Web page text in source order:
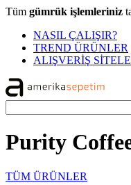
Tüm gümrük işlemleriniz
NASIL ÇALIŞIR?
TREND ÜRÜNLER
ALIŞVERİŞ
Purity
TÜM ÜRÜNLER